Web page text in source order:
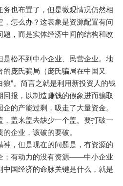
也布置了，但是微观情况仍然相
怎么办？这表象是资源配置有问
，而是实体经济中间的结构和改
松不到中小企业、民营企业。地
庞氏骗局（庞氏骗局在中国又
狼”。简言之就是利用新投资人的钱
报，以制造赚钱的假象进而骗取
的产能过剩，吸走了大量资金。
盖来盖去缺少一个盖。要打破一
企业，该破的要破。
，但是现在的问题是，有资源的
有动力的没有资源——中小企业
国经济的命脉关键是什么，就是